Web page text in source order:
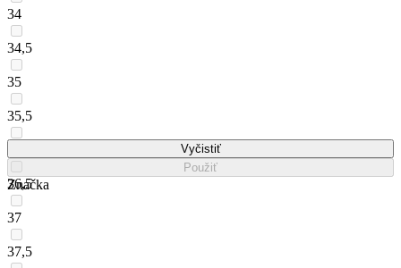
34
34,5
35
35,5
36,5
37
37,5
Vyčistiť
Použiť
Značka